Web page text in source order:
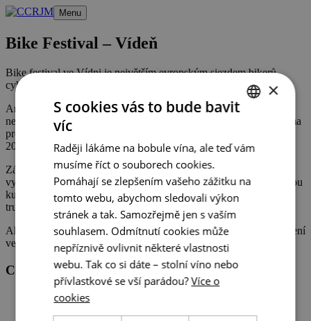
Přeskočit
obsah
Menu
Bike Festival – Vídeň
Bike festival ve Vídni je největším evropským sjezdem bikerů,
cyklistů, ale i rekreačních výletníků
Argus Bike Festival vznikl v roce 1999 a v průběhu let se stal
největším cyklistickým festivalem v Rakousku. Jedinečná platforma
pro všechny milovníky kol se uskuteční poslední víkend v březnu
2020.
Základem akce je jako vždy veletrh se zhruba stovkou
vystavovatelů, možnostmi testování elektrokol, kargo kol a vysokou
kulinářskou kvalitou pečlivě vybraných streetfoodových food
trucků, které přispějí k příjemně stráveným chvílím.
Aktuálně
: Organizátoři Bike Festivalu zveřejnili prohlášení o zrušení
veletrhu na základě rozhodnutí rakouské vlády.
Centrála cestovního ruchu - Jižní Morava, z.s.p.o
Veřejné zakázky
ENGLISH
×
S cookies vás to bude bavit
víc
Raději lákáme na bobule vína, ale teď vám
musíme říct o souborech cookies.
Pomáhají se zlepšením vašeho zážitku na
tomto webu, abychom sledovali výkon
stránek a tak. Samozřejmě jen s vaším
souhlasem. Odmítnutí cookies může
nepříznivě ovlivnit některé vlastnosti
webu. Tak co si dáte – stolní víno nebo
přívlastkové se vší parádou? Více o
cookies